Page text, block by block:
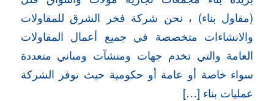
(مقاول بناء) ، نحن شركة فخر الشرق للمقاولات
والانشاءات متخصصة في جميع أعمال المقاولات
العامة والتي تخدم جهات ومنشآت ومباني متعددة
سواء خاصة أو عامة أو حكومية حيث توفر الشركة
عمليات بناء […]